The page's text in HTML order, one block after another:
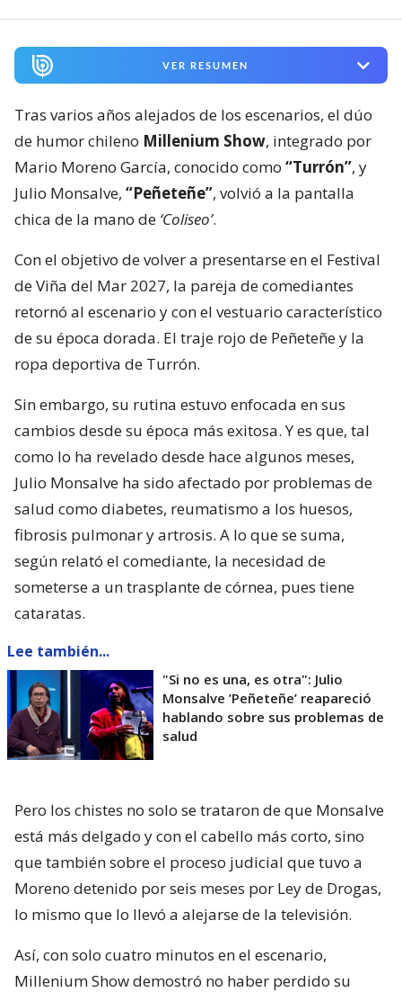
VER RESUMEN
Tras varios años alejados de los escenarios, el dúo
de humor chileno Millenium Show, integrado por
Mario Moreno García, conocido como “Turrón”, y
Julio Monsalve, “Peñeteñe”, volvió a la pantalla
chica de la mano de ‘Coliseo’.
Con el objetivo de volver a presentarse en el Festival
de Viña del Mar 2027, la pareja de comediantes
retornó al escenario y con el vestuario característico
de su época dorada. El traje rojo de Peñeteñe y la
ropa deportiva de Turrón.
Sin embargo, su rutina estuvo enfocada en sus
cambios desde su época más exitosa. Y es que, tal
como lo ha revelado desde hace algunos meses,
Julio Monsalve ha sido afectado por problemas de
salud como diabetes, reumatismo a los huesos,
fibrosis pulmonar y artrosis. A lo que se suma,
según relató el comediante, la necesidad de
someterse a un trasplante de córnea, pues tiene
cataratas.
Lee también...
"Si no es una, es otra": Julio
Monsalve ’Peñeteñe’ reapareció
hablando sobre sus problemas de
salud
Pero los chistes no solo se trataron de que Monsalve
está más delgado y con el cabello más corto, sino
que también sobre el proceso judicial que tuvo a
Moreno detenido por seis meses por Ley de Drogas,
lo mismo que lo llevó a alejarse de la televisión.
Así, con solo cuatro minutos en el escenario,
Millenium Show demostró no haber perdido su